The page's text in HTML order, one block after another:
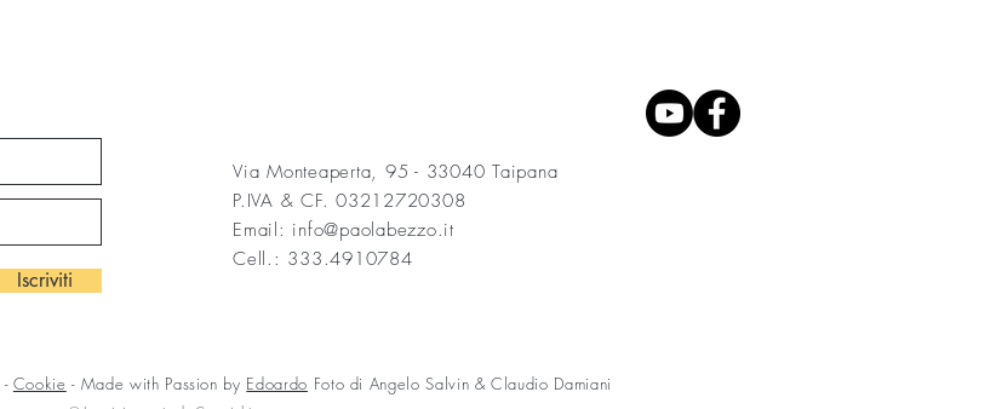
Iscriviti
Via Monteaperta, 95 - 33040 Taipana
P.IVA & CF. 03212720308
Email: info@paolabezzo.it
Cell.: 333.4910784
- Cookie - Made with Passion by Edoardo Foto di Angelo Salvin & Claudio Damiani